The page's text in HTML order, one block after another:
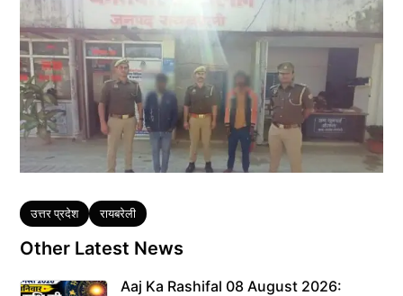
Tags
उत्तर प्रदेश रायबरेली
Other Latest News
Aaj Ka Rashifal 08 August 2026: